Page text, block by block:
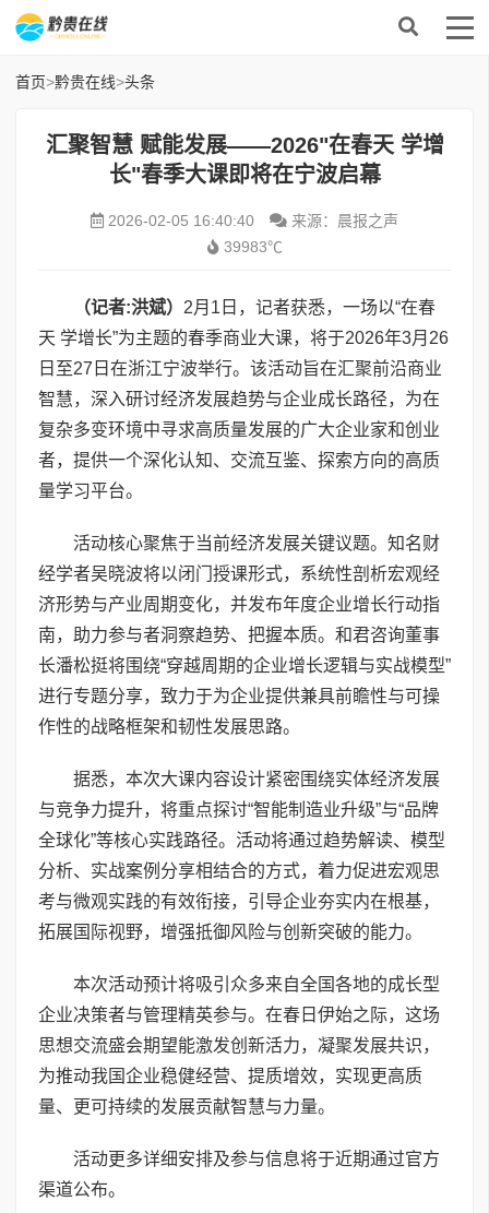
首页>黔贵在线>头条
汇聚智慧 赋能发展——2026"在春天 学增
长"春季大课即将在宁波启幕
2026-02-05 16:40:40
来源：晨报之声
39983℃
（记者:洪斌） 2月1日，记者获悉，一场以“在春
天 学增长”为主题的春季商业大课，将于2026年3月26
日至27日在浙江宁波举行。该活动旨在汇聚前沿商业
智慧，深入研讨经济发展趋势与企业成长路径，为在
复杂多变环境中寻求高质量发展的广大企业家和创业
者，提供一个深化认知、交流互鉴、探索方向的高质
量学习平台。
活动核心聚焦于当前经济发展关键议题。知名财
经学者吴晓波将以闭门授课形式，系统性剖析宏观经
济形势与产业周期变化，并发布年度企业增长行动指
南，助力参与者洞察趋势、把握本质。和君咨询董事
长潘松挺将围绕“穿越周期的企业增长逻辑与实战模型”
进行专题分享，致力于为企业提供兼具前瞻性与可操
作性的战略框架和韧性发展思路。
据悉，本次大课内容设计紧密围绕实体经济发展
与竞争力提升，将重点探讨“智能制造业升级”与“品牌
全球化”等核心实践路径。活动将通过趋势解读、模型
分析、实战案例分享相结合的方式，着力促进宏观思
考与微观实践的有效衔接，引导企业夯实内在根基，
拓展国际视野，增强抵御风险与创新突破的能力。
本次活动预计将吸引众多来自全国各地的成长型
企业决策者与管理精英参与。在春日伊始之际，这场
思想交流盛会期望能激发创新活力，凝聚发展共识，
为推动我国企业稳健经营、提质增效，实现更高质
量、更可持续的发展贡献智慧与力量。
活动更多详细安排及参与信息将于近期通过官方
渠道公布。